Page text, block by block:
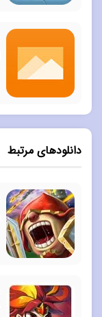
دانلودهای مرتبط